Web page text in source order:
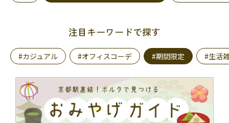
注目キーワードで探す
#カジュアル #オフィスコーデ #期間限定 #生活